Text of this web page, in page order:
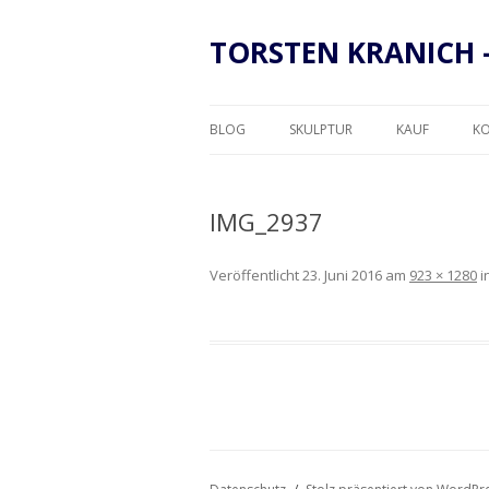
TORSTEN KRANICH
BLOG SKULPTUR KAUF
IMG_2937
Veröffentlicht23. Juni 2016 am 923 × 1280